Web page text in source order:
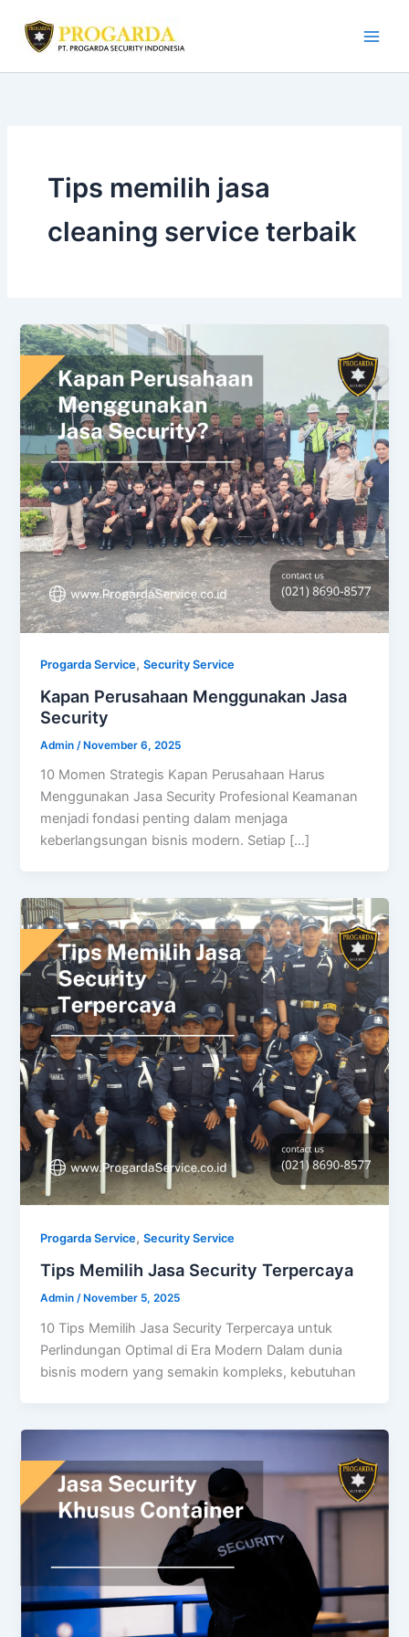
content
Tips memilih jasa
cleaning service terbaik
Progarda Service,Security Service
Kapan Perusahaan Menggunakan Jasa
Security
Admin /November 6, 2025
10 Momen Strategis Kapan Perusahaan Harus
Menggunakan Jasa Security Profesional Keamanan
menjadi fondasi penting dalam menjaga
keberlangsungan bisnis modern. Setiap […]
Progarda Service,Security Service
Tips Memilih Jasa Security Terpercaya
Admin/ November 5, 2025
10 Tips Memilih Jasa Security Terpercaya untuk
Perlindungan Optimal di Era Modern Dalam dunia
bisnis modern yang semakin kompleks, kebutuhan